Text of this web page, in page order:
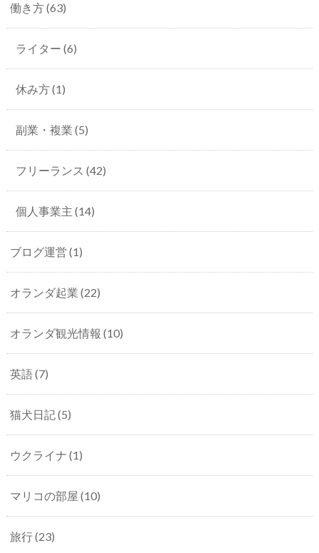
働き方(63)
ライター (6)
休み方(1)
副業・複業 (5)
フリーランス (42)
個人事業主 (14)
ブログ運営 (1)
オランダ起業 (22)
オランダ観光情報 (10)
英語(7)
猫犬日記(5)
ウクライナ (1)
マリコの部屋 (10)
旅行(23)